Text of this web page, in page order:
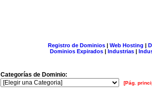
Registro de Dominios| Web Hosting |
Dominios Expirados | Industrias |
Categorías de Dominio:
[Pág.